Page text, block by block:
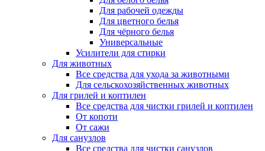
Для рабочей одежды
Для цветного белья
Для чёрного белья
Универсальные
Усилители для стирки
Для животных
Все средства для ухода за животными
Для сельскохозяйственных животных
Для грилей и коптилен
Все средства для чистки грилей и коптилен
От копоти
От сажи
Для санузлов
Все средства для чистки санузлов